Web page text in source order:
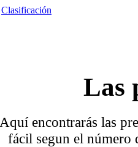
Clasificación
Las
Aquí encontrarás las
fácil segun el número